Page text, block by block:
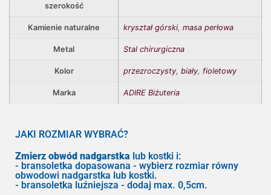
szerokość
Kamienie naturalne kryształ górski, masa perłowa
Metal Stal chirurgiczna
Kolor przezroczysty, biały, fioletowy
Marka ADIRE Biżuteria
JAKI ROZMIAR WYBRAĆ?
Zmierz obwód nadgarstka lub kostki i:
- bransoletka dopasowana - wybierz rozmiar równy
obwodowi nadgarstka lub kostki.
- bransoletka luźniejsza - dodaj max. 0,5cm.